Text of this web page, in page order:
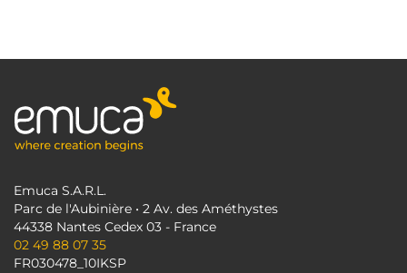
Emuca S.A.R.L.
Parc de l'Aubinière • 2 Av. des Améthystes
44338 Nantes Cedex 03 - France
02 49 88 07 35
FR030478_10IKSP